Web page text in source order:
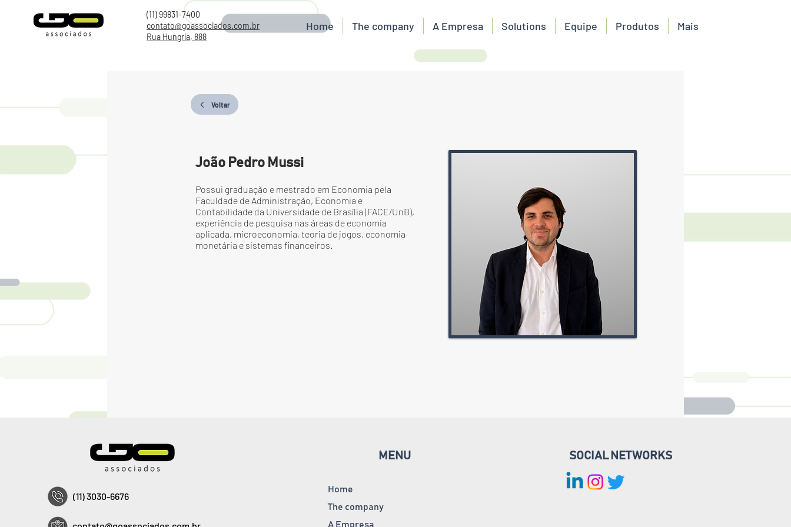
Home The company A Empresa Solutions Equipe Produtos Mais
(11) 99831-7400
contato@goassociados.com.br
Rua Hungria, 888
Voltar
João Pedro Mussi
Possui graduação e mestrado em Economia pela
Faculdade de Administração, Economia e
Contabilidade da Universidade de Brasília (FACE/UnB),
experiência de pesquisa nas áreas de economia
aplicada, microeconomia, teoria de jogos, economia
monetária e sistemas financeiros.
(11) 3030-6676
MENU
Home
The company
A Empresa
SOCIAL NETWORKS